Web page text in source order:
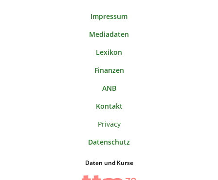
Impressum
Mediadaten
Lexikon
Finanzen
ANB
Kontakt
Privacy
Datenschutz
Daten und Kurse